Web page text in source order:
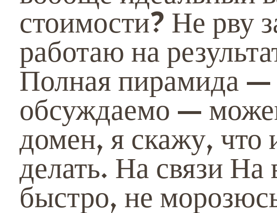
стоимости? Не рву
работаю на
Полная пирамида
обсуждаемо —
домен, я скажу, что
делать. На связи На
быстро, не